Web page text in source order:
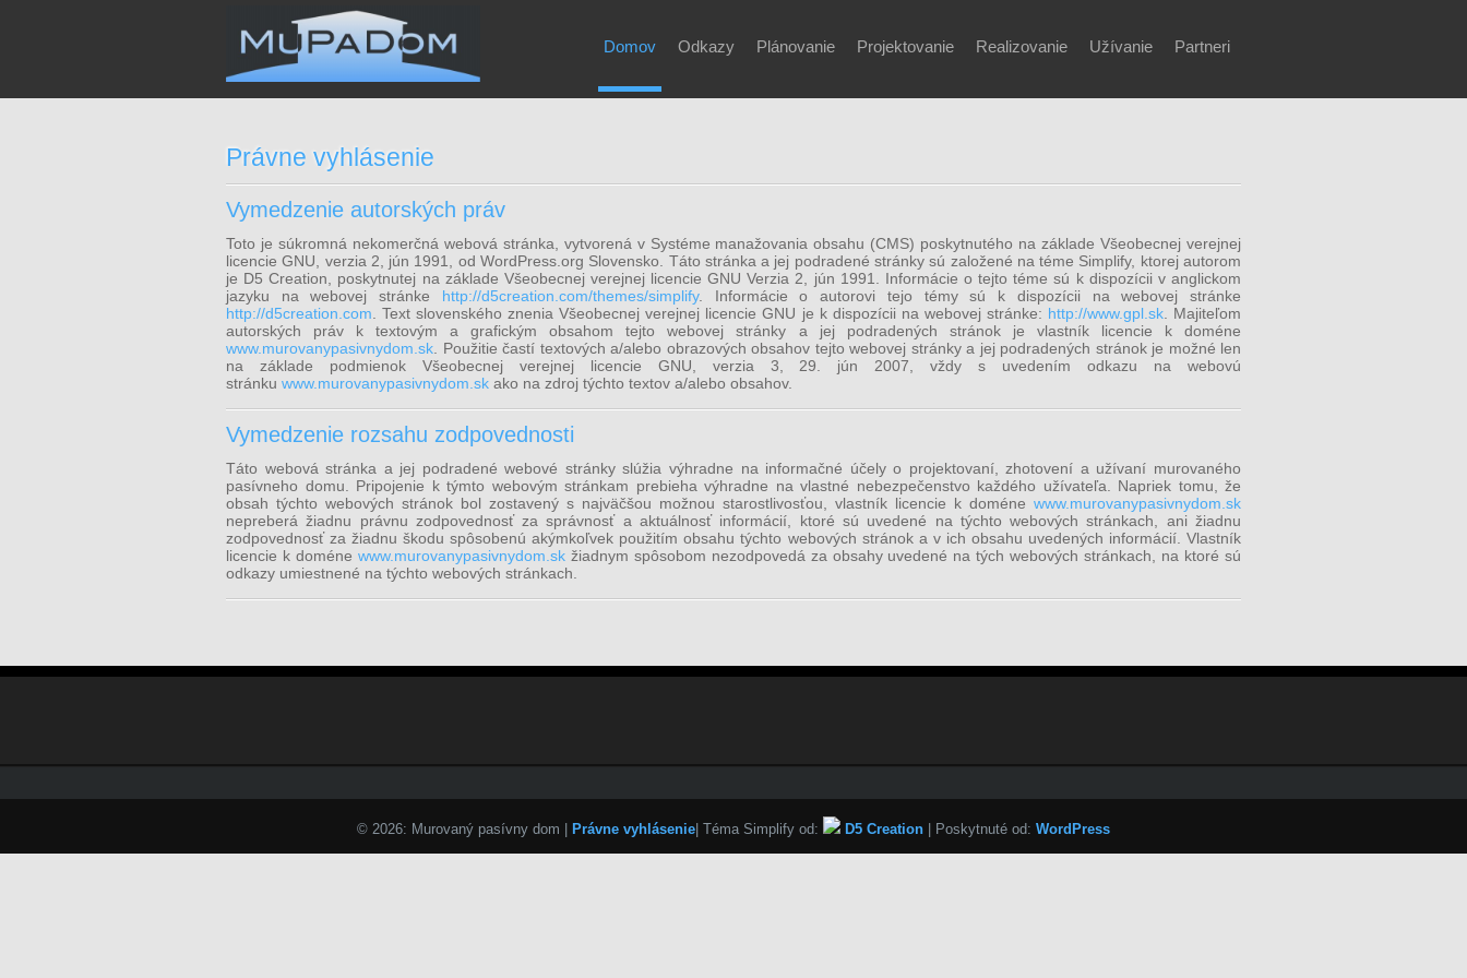
Domov Odkazy Plánovanie Projektovanie Realizovanie Užívanie Partneri
Právne vyhlásenie
Vymedzenie autorských práv
Toto je súkromná nekomerčná webová stránka, vytvorená v Systéme manažovania obsahu (CMS) poskytnutého na základe Všeobecnej verejnej
licencie GNU, verzia 2, jún 1991, od WordPress.org Slovensko. Táto stránka a jej podradené stránky sú založené na téme Simplify, ktorej autorom
je D5 Creation, poskytnutej na základe Všeobecnej verejnej licencie GNU Verzia 2, jún 1991. Informácie o tejto téme sú k dispozícii v anglickom
jazyku na webovej stránke http://d5creation.com/themes/simplify. Informácie o autorovi tejo témy sú k dispozícii na webovej stránke
http://d5creation.com . Text slovenského znenia Všeobecnej verejnej licencie GNU je k dispozícii na webovej stránke: http://www.gpl.sk. Majiteľom
autorských práv k textovým a grafickým obsahom tejto webovej stránky a jej podradených stránok je vlastník licencie k doméne
www.murovanypasivnydom.sk . Použitie častí textových a/alebo obrazových obsahov tejto webovej stránky a jej podradených stránok je možné len
na základe podmienok Všeobecnej verejnej licencie GNU, verzia 3, 29. jún 2007, vždy s uvedením odkazu na webovú
stránku www.murovanypasivnydom.sk ako na zdroj týchto textov a/alebo obsahov.
Vymedzenie rozsahu zodpovednosti
Táto webová stránka a jej podradené webové stránky slúžia výhradne na informačné účely o projektovaní, zhotovení a užívaní murovaného
pasívneho domu. Pripojenie k týmto webovým stránkam prebieha výhradne na vlastné nebezpečenstvo každého užívateľa. Napriek tomu, že
obsah týchto webových stránok bol zostavený s najväčšou možnou starostlivosťou, vlastník licencie k doméne www.murovanypasivnydom.sk
nepreberá žiadnu právnu zodpovednosť za správnosť a aktuálnosť informácií, ktoré sú uvedené na týchto webových stránkach, ani žiadnu
zodpovednosť za žiadnu škodu spôsobenú akýmkoľvek použitím obsahu týchto webových stránok a v ich obsahu uvedených informácií. Vlastník
licencie k doméne www.murovanypasivnydom.skžiadnym spôsobom nezodpovedá za obsahy uvedené na tých webových stránkach, na ktoré sú
odkazy umiestnené na týchto webových stránkach.
© 2026: Murovaný pasívny dom Právne vyhlásenie | Téma Simplify od: D5 Creation | Poskytnuté od: WordPress